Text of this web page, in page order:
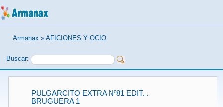
Armanax » AFICIONES Y OCIO
Buscar:
PULGARCITO EXTRA Nº81 EDIT. .
BRUGUERA 1